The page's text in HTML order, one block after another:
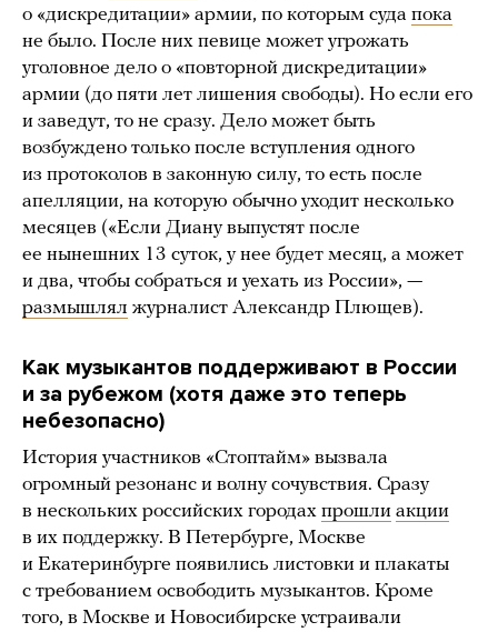
о «дискредитации» армии, по которым суда пока
не было. После них певице может угрожать
уголовное дело о «повторной дискредитации»
армии (до пяти лет лишения свободы). Но если его
и заведут, то не сразу. Дело может быть
возбуждено только после вступления одного
из протоколов в законную силу, то есть после
апелляции, на которую обычно уходит несколько
месяцев («Если Диану выпустят после
ее нынешних 13 суток, у нее будет месяц, а может
и два, чтобы собраться и уехать из России», —
размышлял журналист Александр Плющев).
Как музыкантов поддерживают в России
и за рубежом (хотя даже это теперь
небезопасно)
История участников «Стоптайм» вызвала
огромный резонанс и волну сочувствия. Сразу
в нескольких российских городах прошли акции
в их поддержку. В Петербурге, Москве
и Екатеринбурге появились листовки и плакаты
с требованием освободить музыкантов. Кроме
того, в Москве и Новосибирске устраивали